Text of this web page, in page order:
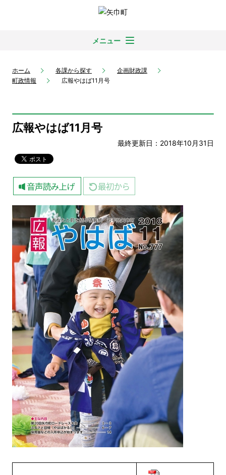
メニュー
ホーム 各課から探す
企画財政課
町政情報
広報やはば11月号
広報やはば11月号
最終更新日：2018年10月31日